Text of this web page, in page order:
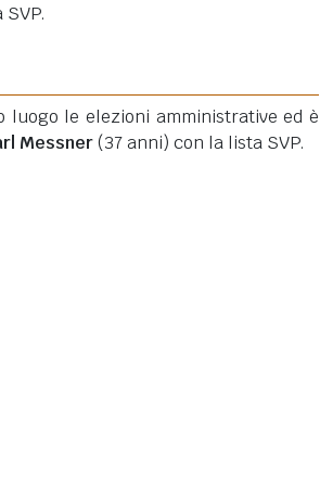
luogo le elezioni amministrative ed è
Messner(37 anni) con la lista SVP.